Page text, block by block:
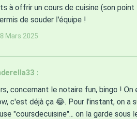
à offrir un cours de cuisine (son
de souder l'équipe !
Mars 2025
:
concernant le notaire fun, bingo ! On
c'est déjà ça 😂. Pour l'instant, on a
"coursdecuisine"... on la garde